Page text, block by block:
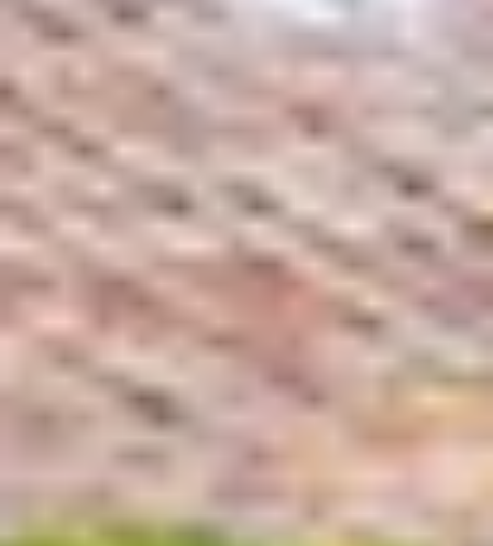
Cantine da visitare e degustazioni vini Colmar
Cantine da visitare e degustazioni champagne
Epernay
Cantine da visitare e degustazioni vini Nizza
Cantine da visitare e degustazioni champagne
Reims
Cantine da visitare e degustazioni vini Saint
Emilion
Champagne Canard-Duchêne
Champagne Lanson
Champagne Mercier
Champagne Moët & Chandon
Champagne Mumm
Champagne Vranken-Pommery